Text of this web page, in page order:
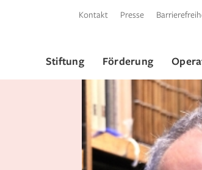
Kontakt Presse
Stiftung Förderung